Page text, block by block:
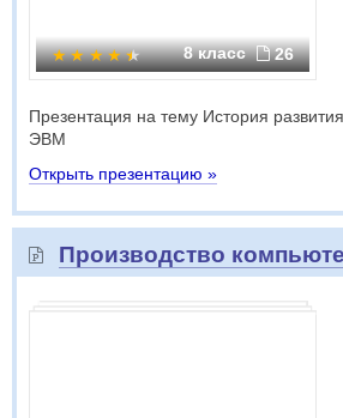
8 класс 26
Презентация на тему История
ЭВМ
Открыть презентацию »
Производство